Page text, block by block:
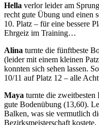
Hella verlor leider am
recht gute Übung und einen
10. Platz – für eine bessere
Ehrgeiz im Training…
Alina turnte die fünftbeste
(leider mit einem kleinen
konnten sich sehen lassen.
10/11 auf Platz 12 – alle
Maya turnte die zweitbesten
gute Bodenübung (13,60).
Balken, was sie vermutlich
Bezirksmeisterschaft